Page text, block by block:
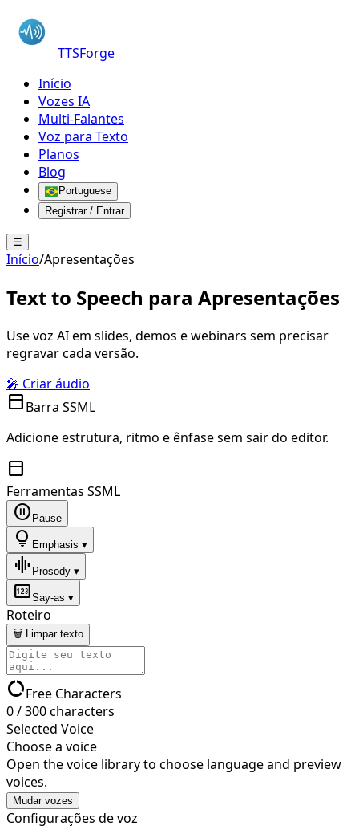
TTSForge
Início
Vozes IA
Multi-Falantes
Voz para Texto
Planos
Blog
Portuguese
Registrar / Entrar
☰
Início/Apresentações
Text to Speech para Apresentações
Use voz AI em slides, demos e webinars sem precisar
regravar cada versão.
🎤 Criar áudio
toolbarBarra SSML
Adicione estrutura, ritmo e ênfase sem sair do editor.
toolbar
Ferramentas SSML
pause_circle Pause
lightbulb Emphasis ▾
graphic_eq Prosody ▾
pinSay-as ▾
Roteiro
🗑 Limpar texto
data_usageFree Characters
0/300characters
Selected Voice
Choose a voice
Open the voice library to choose language and preview
voices.
Mudar vozes
Configurações de voz